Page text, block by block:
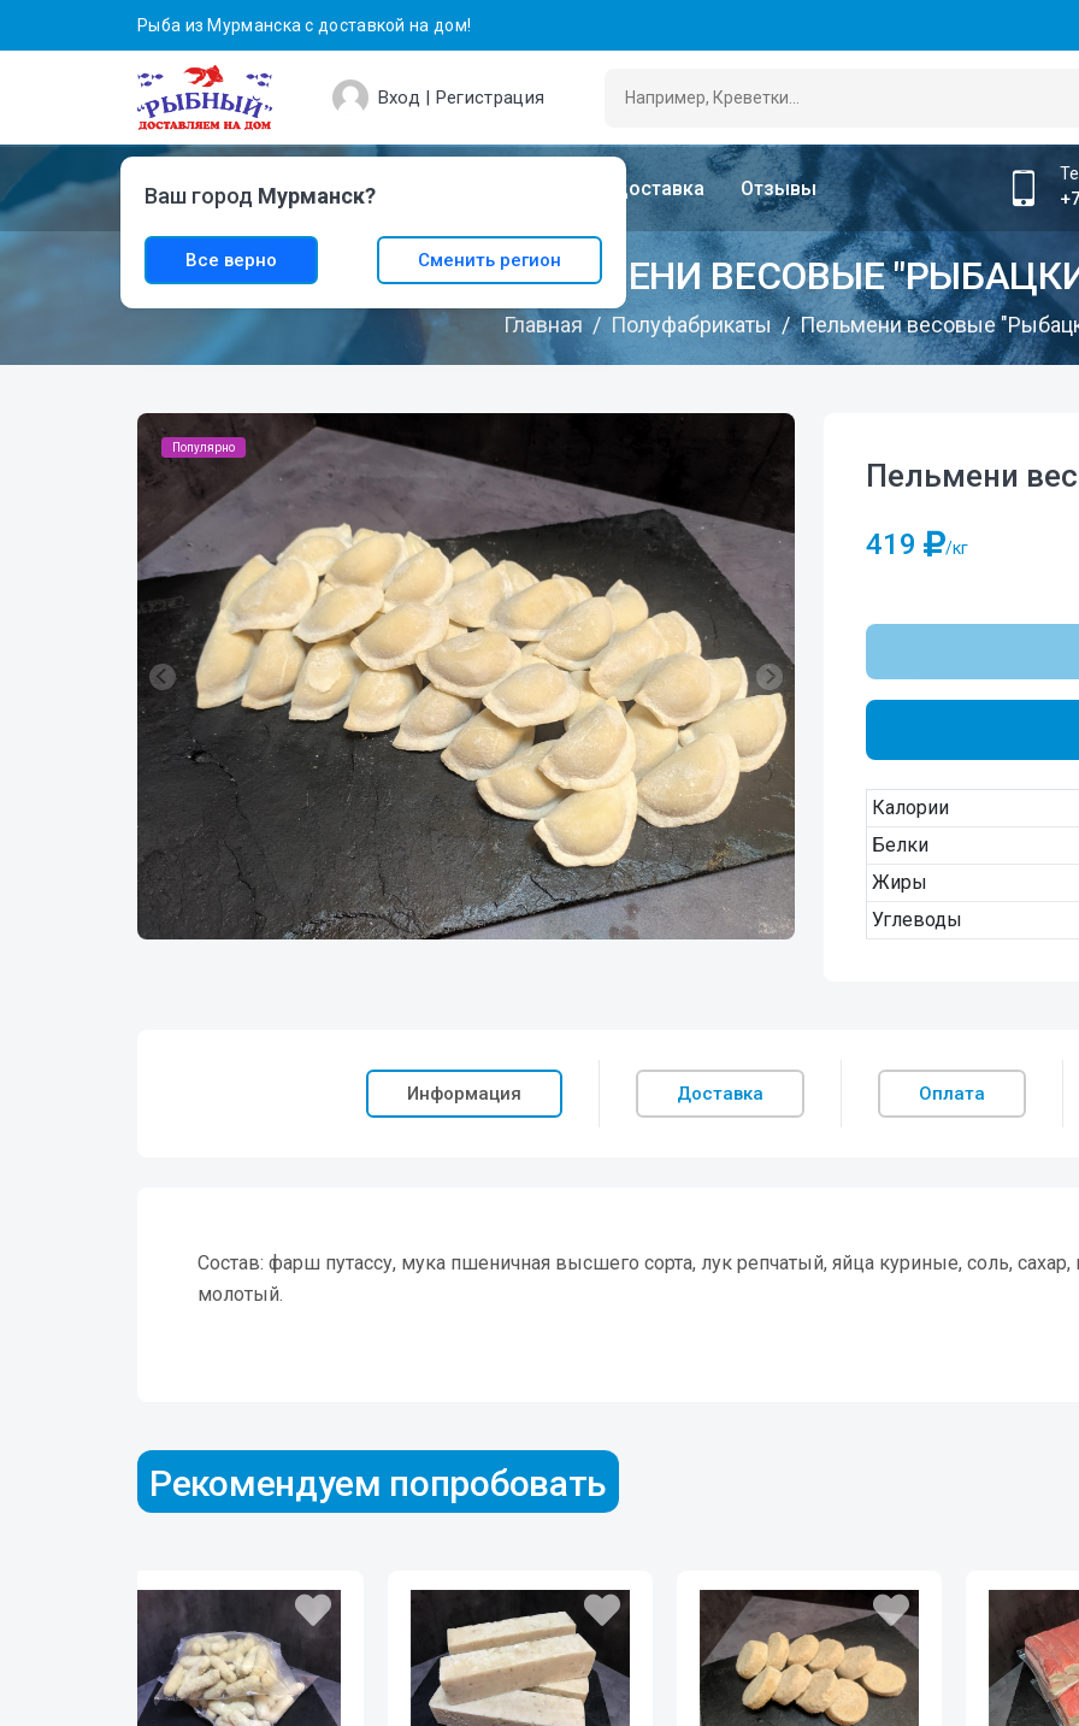
Рыба из Мурманска с доставкой на дом!
Вход | Регистрация
Главная Каталог Доставка Отзывы
ПЕЛЬМЕНИ ВЕСОВЫЕ
Главная Полуфабрикаты Пельмени весовые
Популярно
Пельмени
419 /кг
Калории
Белки
Жиры
Углеводы
Информация Доставка Оплата
Состав: фарш путассу, мука пшеничная высшего сорта, лук репчатый, яйца куриные, соль,
молотый.
Рекомендуем попробовать
Ваш город Мурманск?
Все верно Сменить регион